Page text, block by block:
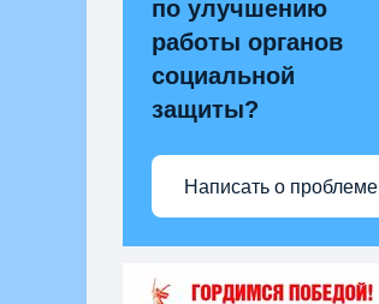
по улучшению
работы органов
социальной
защиты?
Написать о проблеме